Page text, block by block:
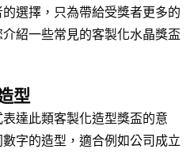
選擇，只為帶給受獎者更多的
紹一些常見的客製化水晶獎盃
型
達此類客製化造型獎盃的意
字的造型，適合例如公司成立